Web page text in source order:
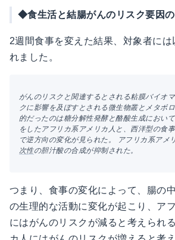
◆食生活と結腸がんのリスク要因
2週間食事を変えた結果、対象者には
れました。
がんのリスクと関連するとされる粘膜バイオ
クに影響を及ぼすとされる微生物叢とメタボ
的だったのは糖分解性発酵と酪酸生成におい
をしたアフリカ系アメリカ人と、西洋型の食
で逆方向の変化が見られた。
アフリカ系アメ
次性の胆汁酸の合成が抑制された。
つまり、食事の変化によって、腸の
の生理的な活動に変化が起こり、ア
にはがんのリスクが減ると考えられ